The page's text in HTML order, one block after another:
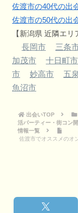
佐渡市の40代の出
佐渡市の50代の出
【新潟県 近隣エリ
長岡市
三条
加茂市
十日町市
市
妙高市 五
魚沼市
出会いTOP
活パーティー・街コン
情報一覧
佐渡市でオススメのオ